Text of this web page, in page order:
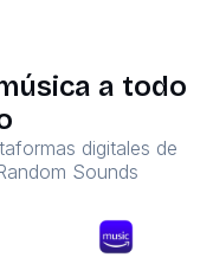
a todo
digitales de
Sounds